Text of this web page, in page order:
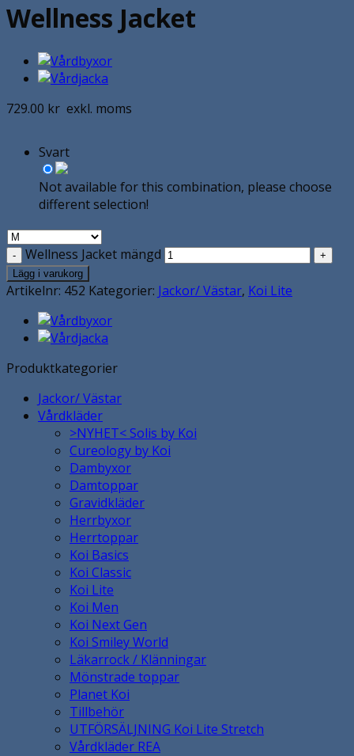
Wellness Jacket
729.00 kr exkl. moms
Svart
Not available for this combination, please choose
different selection!
Wellness Jacket mängd
Lägg i varukorg
Artikelnr: 452 Kategorier: Jackor/ Västar, Koi Lite
Produktkategorier
Jackor/ Västar
Vårdkläder
>NYHET< Solis by Koi
Cureology by Koi
Dambyxor
Damtoppar
Gravidkläder
Herrbyxor
Herrtoppar
Koi Basics
Koi Classic
Koi Lite
Koi Men
Koi Next Gen
Koi Smiley World
Läkarrock / Klänningar
Mönstrade toppar
Planet Koi
Tillbehör
UTFÖRSÄLJNING Koi Lite Stretch
Vårdkläder REA